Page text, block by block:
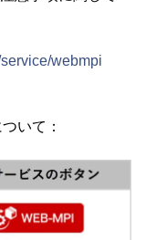
webmpi
いて：